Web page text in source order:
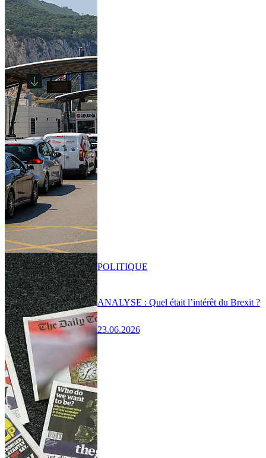
ANALYSE : Quel était l’intérêt du Brexit ?
23.06.2026
POLITIQUE